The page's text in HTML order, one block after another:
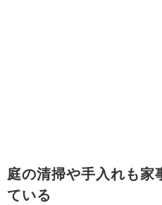
庭の清掃や手入れも家
ている